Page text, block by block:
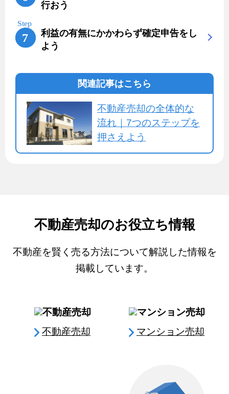
行おう
利益の有無にかかわらず確定申告をし
よう
関連記事はこちら
不動産売却の全体的な
流れ｜7つのステップを
押さえよう
不動産売却のお役立ち情報
不動産を賢く売る方法について解説した情報を
掲載しています。
不動産売却 マンション売却